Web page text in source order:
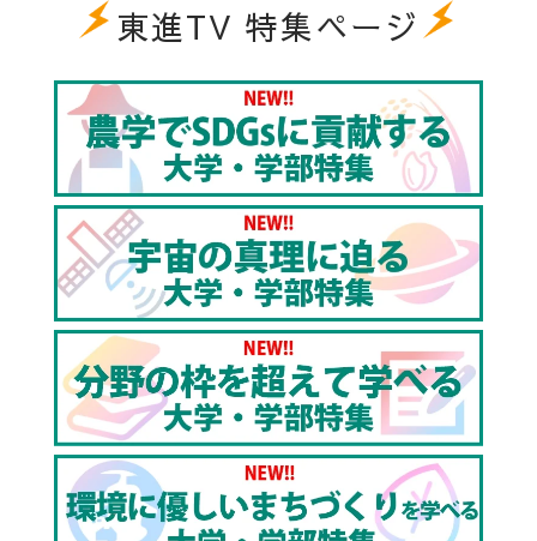
東進TV 特集ページ